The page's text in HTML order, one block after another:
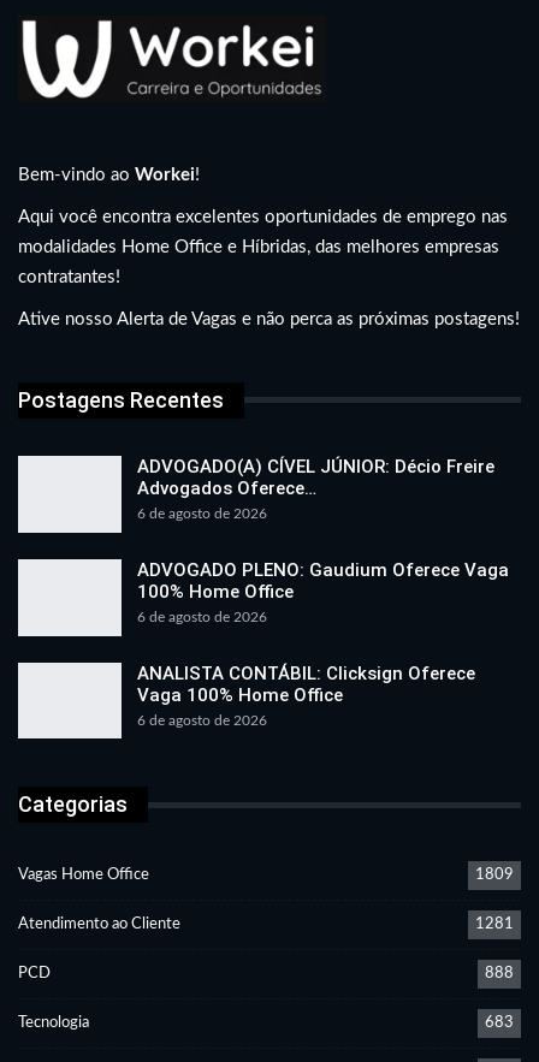
Bem-vindo ao Workei!
Aqui você encontra excelentes oportunidades de emprego nas
modalidades Home Office e Híbridas, das melhores empresas
contratantes!
Ative nosso Alerta de Vagas e não perca as próximas postagens!
Postagens Recentes
ADVOGADO(A) CÍVEL JÚNIOR: Décio Freire
Advogados Oferece…
6 de agosto de 2026
ADVOGADO PLENO: Gaudium Oferece Vaga
100% Home Office
6 de agosto de 2026
ANALISTA CONTÁBIL: Clicksign Oferece
Vaga 100% Home Office
6 de agosto de 2026
Categorias
Vagas Home Office 1809
Atendimento ao Cliente 1281
PCD 888
Tecnologia 683